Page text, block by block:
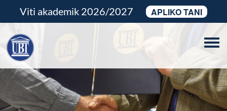
Viti akademik 2026/2027 APLIKO TANI